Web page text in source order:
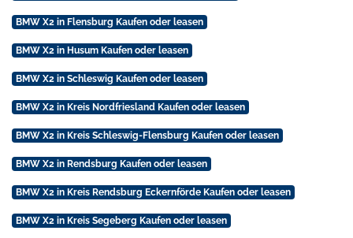
BMW X2 in Flensburg Kaufen oder leasen
BMW X2 in Husum Kaufen oder leasen
BMW X2 in Schleswig Kaufen oder leasen
BMW X2 in Kreis Nordfriesland Kaufen oder leasen
BMW X2 in Kreis Schleswig-Flensburg Kaufen oder leasen
BMW X2 in Rendsburg Kaufen oder leasen
BMW X2 in Kreis Rendsburg Eckernförde Kaufen oder leasen
BMW X2 in Kreis Segeberg Kaufen oder leasen